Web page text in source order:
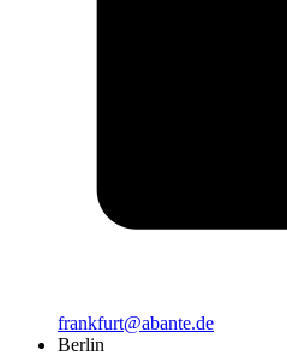
frankfurt@abante.de
Berlin